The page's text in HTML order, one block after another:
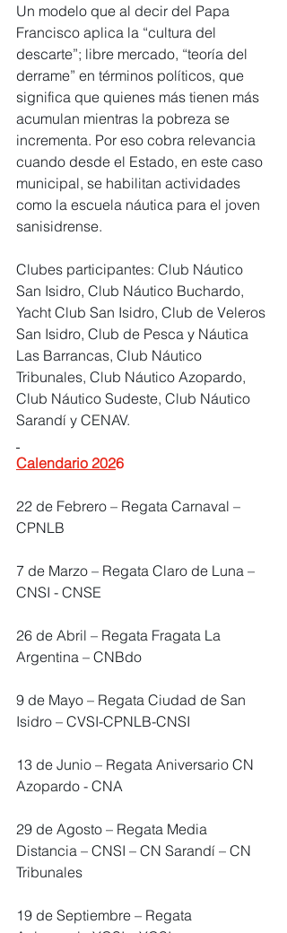
Un modelo que al decir del Papa
Francisco aplica la “cultura del
descarte”; libre mercado, “teoría del
derrame” en términos políticos, que
significa que quienes más tienen más
acumulan mientras la pobreza se
incrementa. Por eso cobra relevancia
cuando desde el Estado, en este caso
municipal, se habilitan actividades
como la escuela náutica para el joven
sanisidrense.
Clubes participantes: Club Náutico
San Isidro, Club Náutico Buchardo,
Yacht Club San Isidro, Club de Veleros
San Isidro, Club de Pesca y Náutica
Las Barrancas, Club Náutico
Tribunales, Club Náutico Azopardo,
Club Náutico Sudeste, Club Náutico
Sarandí y CENAV.
Calendario 2026
22 de Febrero – Regata Carnaval –
CPNLB
7 de Marzo – Regata Claro de Luna –
CNSI - CNSE
26 de Abril – Regata Fragata La
Argentina – CNBdo
9 de Mayo – Regata Ciudad de San
Isidro – CVSI-CPNLB-CNSI
13 de Junio – Regata Aniversario CN
Azopardo - CNA
29 de Agosto – Regata Media
Distancia – CNSI – CN Sarandí – CN
Tribunales
19 de Septiembre – Regata